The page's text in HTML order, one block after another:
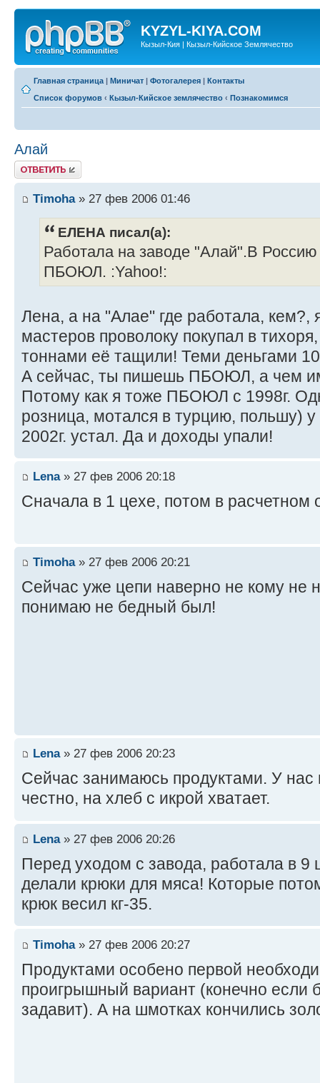
KYZYL-KIYA.COM
Кызыл-Кия | Кызыл-Кийское Землячество
Главная страница | Миничат | Фотогалерея | Контакты
Список форумов ‹ Кызыл-Кийское землячество ‹ Познакомимся
Алай
Ответить
Timoha» 27 фев 2006 01:46
ЕЛЕНА писал(а):
Работала на заводе "Алай".В Россию
ПБОЮЛ. :Yahoo!:
Лена, а на "Алае" где работала, кем?,
мастеров проволоку покупал в
тоннами её тащили! Теми деньгами
А сейчас, ты пишешь ПБОЮЛ, а чем
Потому как я тоже ПБОЮЛ с 1998г.
розница, мотался в турцию, польшу) у
2002г. устал. Да и доходы упали!
Lena» 27 фев 2006 20:18
Cначала в 1 цехе, потом в расчетном
Timoha» 27 фев 2006 20:21
Сейчас уже цепи наверно не кому не
понимаю не бедный был!
Lena» 27 фев 2006 20:23
Сейчас занимаюсь продуктами. У
честно, на хлеб с икрой хватает.
Lena» 27 фев 2006 20:26
Перед уходом с завода, работала в 9
делали крюки для мяса! Которые
крюк весил кг-35.
Timoha» 27 фев 2006 20:27
Продуктами особено первой
проигрышный вариант (конечно если
задавит). А на шмотках кончились